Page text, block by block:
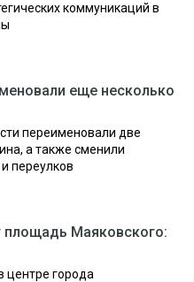
коммуникаций в
еще несколько
переименовали две
а также сменили
переулков
Маяковского:
центре города